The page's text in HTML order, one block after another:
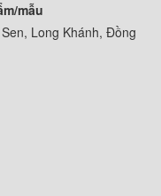
mẫu
Long Khánh, Đồng